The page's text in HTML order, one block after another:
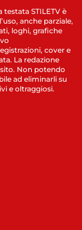
STILETV è
anche parziale,
loghi, grafiche
cover e
La redazione
Non potendo
ad eliminarli su
e oltraggiosi.